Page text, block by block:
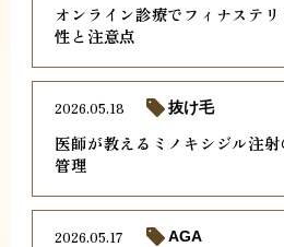
オンライン診療でフィナステ
性と注意点
医師が教えるミノキシジル注
管理
2026.05.18 抜け毛
2026.05.17 AGA